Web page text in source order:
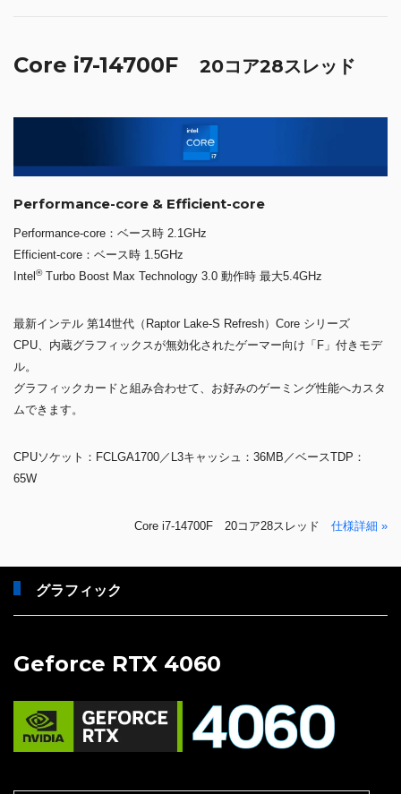
Core i7-14700F 20コア28スレッド
Performance-core & Efficient-core
Performance-core：ベース時 2.1GHz
Efficient-core：ベース時 1.5GHz
Intel ®Turbo Boost Max Technology 3.0 動作時 最大5.4GHz
最新インテル 第14世代（Raptor Lake-S Refresh）Core シリーズ
CPU、内蔵グラフィックスが無効化されたゲーマー向け「F」付きモデ
ル。
グラフィックカードと組み合わせて、お好みのゲーミング性能へカスタ
ムできます。
CPUソケット：FCLGA1700／L3キャッシュ：36MB／ベースTDP：
65W
Core i7-14700F 20コア28スレッド 仕様詳細 »
グラフィック
Geforce RTX 4060